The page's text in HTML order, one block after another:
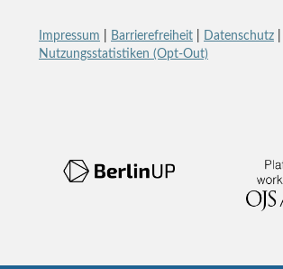
Impressum Barrierefreiheit| Datenschutz|
Nutzungsstatistiken (Opt-Out)